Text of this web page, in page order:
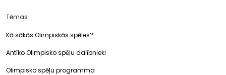
Tēmas
Kā sākās Olimpiskās spēles?
Antīko Olimpisko spēļu dalībnieki
Olimpisko spēļu programma